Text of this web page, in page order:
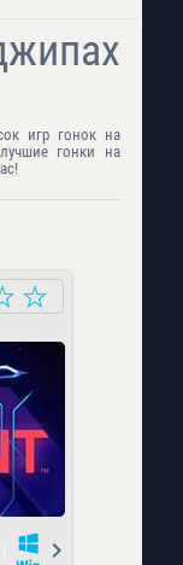
игр гонок на
гонки на